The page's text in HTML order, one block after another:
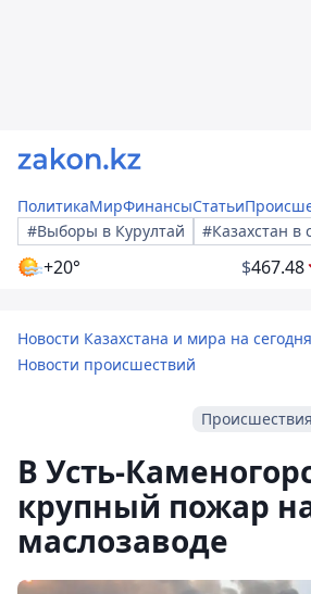
ПолитикаМирФинансыСтатьи
#Выборы в Курултай
#Казахстан в
+20° $467.48
Новости Казахстана и мира на сегодня
Новости происшествий
Происшествия
В Усть-
крупный пожар
маслозаводе